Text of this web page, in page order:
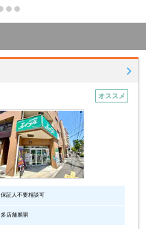
オススメ
保証人不要相談可
多店舗展開